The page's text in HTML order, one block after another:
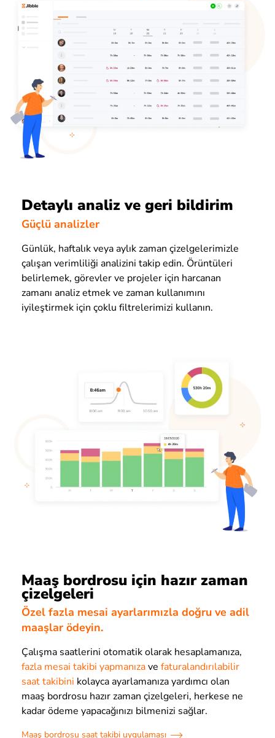
Detaylı analiz ve geri bildirim
Güçlü analizler
Günlük, haftalık veya aylık zaman çizelgelerimizle
çalışan verimliliği analizini takip edin. Örüntüleri
belirlemek, görevler ve projeler için harcanan
zamanı analiz etmek ve zaman kullanımını
iyileştirmek için çoklu filtrelerimizi kullanın.
Maaş bordrosu için hazır zaman
çizelgeleri
Özel fazla mesai ayarlarımızla doğru ve adil
maaşlar ödeyin.
Çalışma saatlerini otomatik olarak hesaplamanıza,
fazla mesai takibi yapmanızave faturalandırılabilir
saat takibini kolayca ayarlamanıza yardımcı olan
maaş bordrosu hazır zaman çizelgeleri, herkese ne
kadar ödeme yapacağınızı bilmenizi sağlar.
Maaş bordrosu saat takibi uygulaması